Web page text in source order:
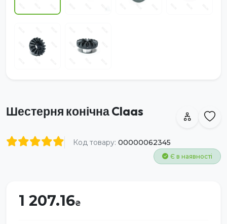
Шестерня конічна Claas
Код товару: 00000062345
Є в наявності
1 207.16